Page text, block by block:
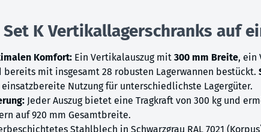
Set K Vertikallagerschranks auf
Komfort: Ein Vertikalauszug mit 300 mm Breite, ein
mit insgesamt 28 robusten Lagerwannen bestückt.
Nutzung für unterschiedlichste Lagergüter.
Jeder Auszug bietet eine Tragkraft von 300 kg und
auf 920 mm Gesamtbreite.
Stahlblech in Schwarzgrau RAL 7021